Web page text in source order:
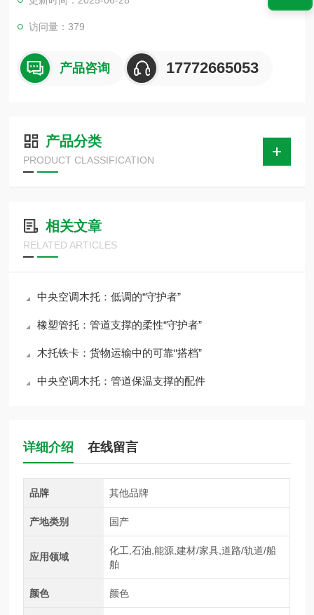
能，抗压力强，无污染，易安装。配套U型卡：由扁铁和螺丝焊
接而成，表面由红色防锈漆喷涂或镀锌。
访问量：379
产品咨询 17772665053
产品分类
PRODUCT CLASSIFICATION
相关文章
RELATED ARTICLES
中央空调木托：低调的“守护者”
橡塑管托：管道支撑的柔性“守护者”
木托铁卡：货物运输中的可靠“搭档”
中央空调木托：管道保温支撑的配件
详细介绍 在线留言
品牌 其他品牌
产地类别 国产
应用领域
化工,石油,能源,建材/家具,道路/轨道/船
舶
颜色 颜色